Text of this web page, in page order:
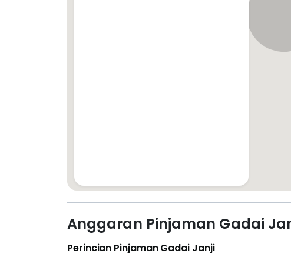
Anggaran Pinjaman Gadai
Perincian Pinjaman Gadai Janji